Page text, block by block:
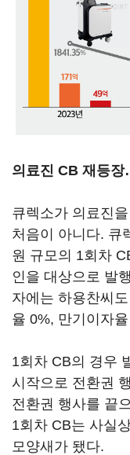
의료진 CB 재등
큐렉소가 의료진
처음이 아니다. 큐
원 규모의 1회차
인을 대상으로 발
자에는 하용찬씨
율 0%, 만기이자
1회차 CB의 경우
시작으로 전환권
전환권 행사를 끝
1회차 CB는 사실
모양새가 됐다.